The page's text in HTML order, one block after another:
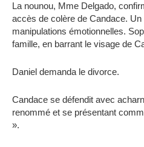
La nounou, Mme Delgado,
accès de colère de Candace.
manipulations émotionnelles.
famille, en barrant le visage de
Daniel demanda le divorce.
Candace se défendit avec
renommé et se présentant
».